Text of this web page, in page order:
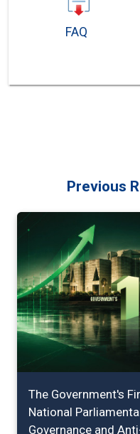
FAQ
Previous
The Government's
National
Governance and